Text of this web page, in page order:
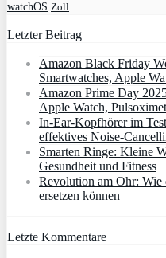
watchOS Zoll
Letzter Beitrag
Amazon Black Friday
Smartwatches, Apple
Amazon Prime Day
Apple Watch,
In-Ear-Kopfhörer im
effektives Noise-
Smarten Ringe: Kleine
Gesundheit und Fitness
Revolution am Ohr: Wie
ersetzen können
Letzte Kommentare